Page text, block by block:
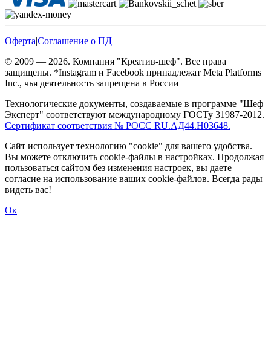
Оферта|Соглашение о ПД
© 2009 — 2026. Компания "Креатив-шеф". Все права
защищены. *Instagram и Facebook принадлежат Meta Platforms
Inc., чья деятельность запрещена в России
Технологические документы, создаваемые в программе "Шеф
Эксперт" соответствуют международному ГОСТу 31987-2012.
Сертификат соответствия № РОСС RU.АД44.Н03648.
Сайт использует технологию "cookie" для вашего удобства.
Вы можете отключить cookie-файлы в настройках. Продолжая
пользоваться сайтом без изменения настроек, вы даете
согласие на использование ваших cookie-файлов. Всегда рады
видеть вас!
Ок